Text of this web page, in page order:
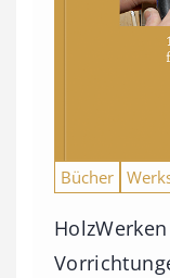
Bücher